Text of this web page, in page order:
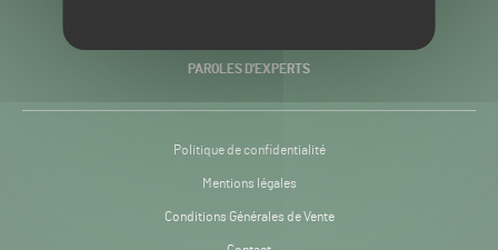
PAROLES D’EXPERTS
Politique de confidentialité
Mentions légales
Conditions Générales de Vente